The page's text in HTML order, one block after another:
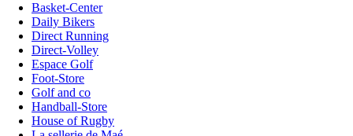
Basket-Center
Daily Bikers
Direct Running
Direct-Volley
Espace Golf
Foot-Store
Golf and co
Handball-Store
House of Rugby